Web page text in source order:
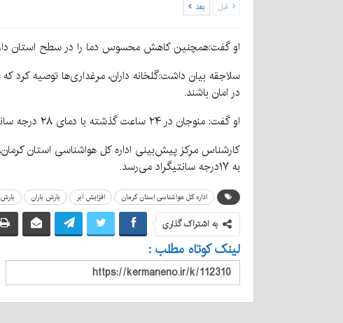
قبل بعد
او گفت:همچنین کاهش محسوس دما را در سطح استان
سلاجقه بیان داشت:گلخانه داران، مرغداری‌ها توصیه
در امان باشند.
او گفت: منوجان در ۲۴ ساعت گذشته با دمای ۲۸ درجه سانتیگراد، گرم‌ترین وبردسیر با دمای ۴ درجه سانتیگراد زیر صفر خنک‌ترین مناطق استان کرمان به ثبت رسیده است.
کارشناس مرکز پیش‌بینی اداره کل هواشناسی استان
به ۱۷درجه سانتیگراد می‌رسد.
اداره کل هواشناسی استان کرمان افزایش ابر بارش باران بارش
به اشتراک گذاری
لینک کوتاه مطلب :